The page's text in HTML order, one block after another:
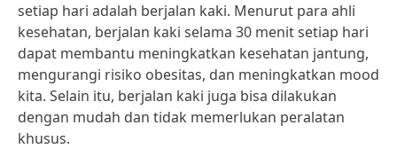
setiap hari adalah berjalan kaki. Menurut para ahli
kesehatan, berjalan kaki selama 30 menit setiap hari
dapat membantu meningkatkan kesehatan jantung,
mengurangi risiko obesitas, dan meningkatkan mood
kita. Selain itu, berjalan kaki juga bisa dilakukan
dengan mudah dan tidak memerlukan peralatan
khusus.